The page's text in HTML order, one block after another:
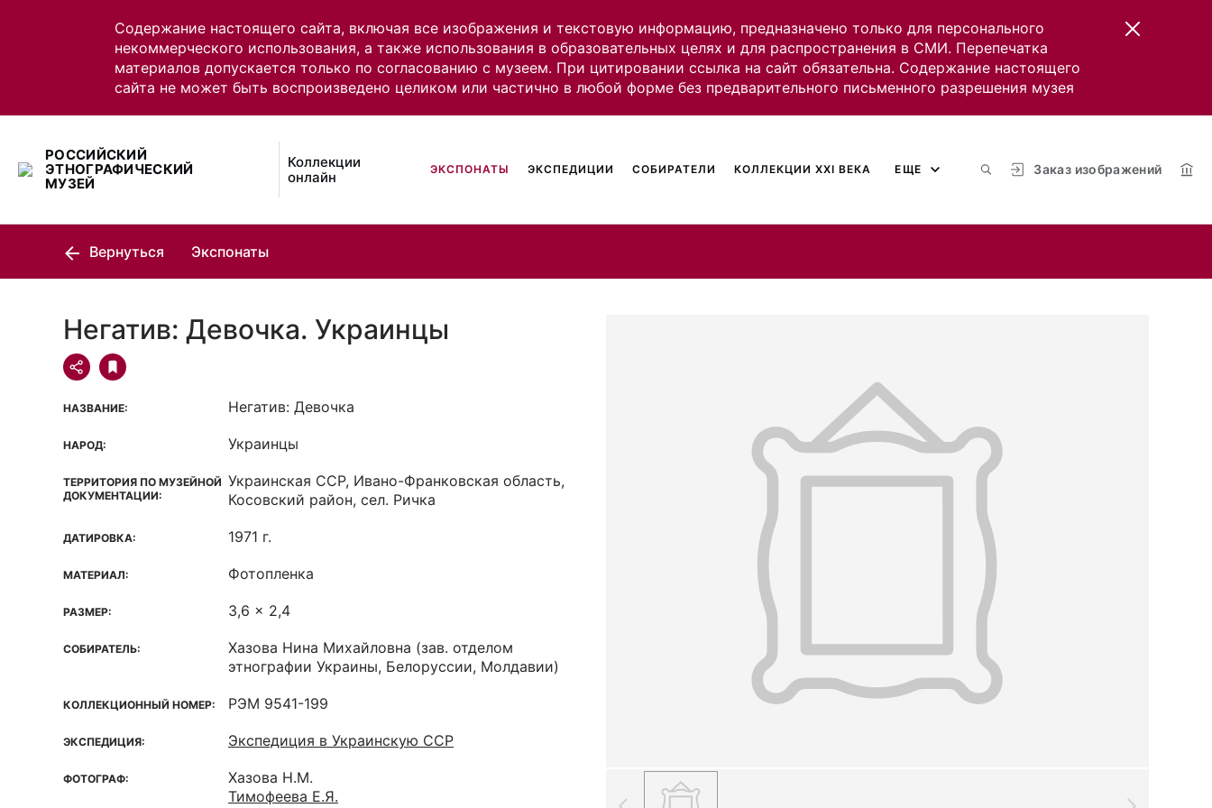
Содержание настоящего сайта, включая все изображения и текстовую информацию, предназначено только для персонального
некоммерческого использования, а также использования в образовательных целях и для распространения в СМИ. Перепечатка
материалов допускается только по согласованию с музеем. При цитировании ссылка на сайт обязательна. Содержание настоящего
сайта не может быть воспроизведено целиком или частично в любой форме без предварительного письменного разрешения музея
РОССИЙСКИЙ
ЭТНОГРАФИЧЕСКИЙ
МУЗЕЙ
Коллекции
онлайн
Заказ изображений
ЭКСПОНАТЫ ЭКСПЕДИЦИИ СОБИРАТЕЛИ КОЛЛЕКЦИИ XXI ВЕКА ЕЩЕ
Вернуться Экспонаты
Негатив: Девочка. Украинцы
НАЗВАНИЕ: Негатив: Девочка
НАРОД: Украинцы
ТЕРРИТОРИЯ ПО МУЗЕЙНОЙ
ДОКУМЕНТАЦИИ:
Украинская ССР, Ивано-Франковская область,
Косовский район, сел. Ричка
ДАТИРОВКА: 1971 г.
МАТЕРИАЛ: Фотопленка
РАЗМЕР: 3,6 x 2,4
СОБИРАТЕЛЬ: Хазова Нина Михайловна (зав. отделом
этнографии Украины, Белоруссии, Молдавии)
КОЛЛЕКЦИОННЫЙ НОМЕР: РЭМ 9541-199
ЭКСПЕДИЦИЯ: Экспедиция в Украинскую ССР
ФОТОГРАФ:
Хазова Н.М.
Тимофеева Е.Я.